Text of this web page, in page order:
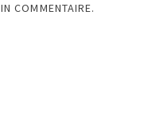
COMMENTAIRE.